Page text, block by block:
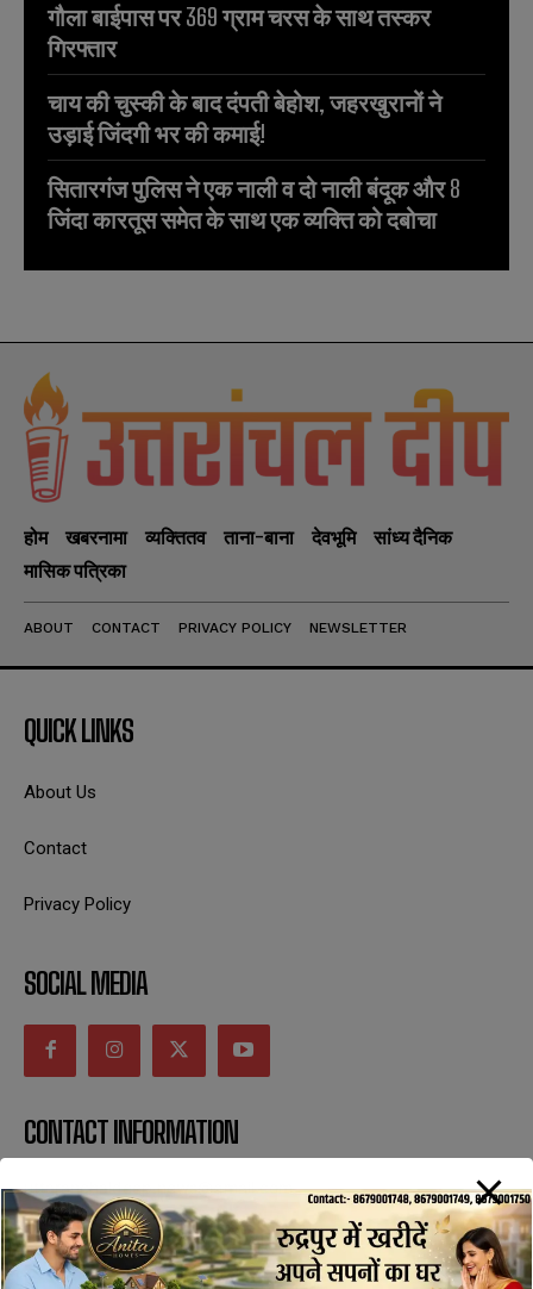
गौला बाईपास पर 369 ग्राम चरस के साथ तस्कर
गिरफ्तार
चाय की चुस्की के बाद दंपती बेहोश, जहरखुरानों ने
उड़ाई जिंदगी भर की कमाई!
सितारगंज पुलिस ने एक नाली व दो नाली बंदूक और 8
जिंदा कारतूस समेत के साथ एक व्यक्ति को दबोचा
होम खबरनामा व्यक्तितव ताना-बाना देवभूमि
सांध्य दैनिक
मासिक पत्रिका
ABOUT CONTACT PRIVACY POLICY NEWSLETTER
QUICK LINKS
About Us
Contact
Privacy Policy
SOCIAL MEDIA
CONTACT INFORMATION
uttaranchaldeep.news@gmail.com
SUBSCRIBE NOW